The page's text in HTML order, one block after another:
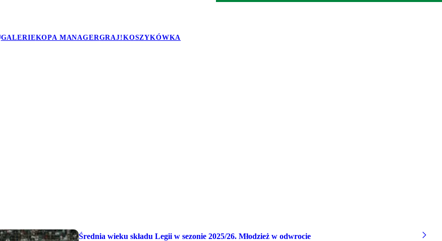
GALERIEKOPA MANAGERGRAJ!KOSZYKÓWKA
Średnia wieku składu Legii w sezonie 2025/26. Młodzież w odwrocie